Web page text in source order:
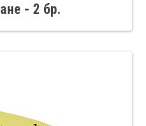
- 2 бр.